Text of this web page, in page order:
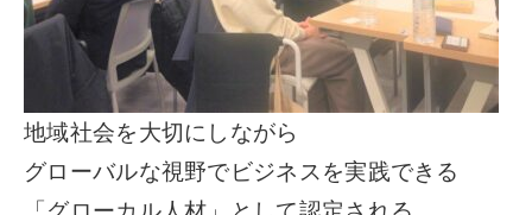
地域社会を大切にしながら
グローバルな視野でビジネスを実践できる